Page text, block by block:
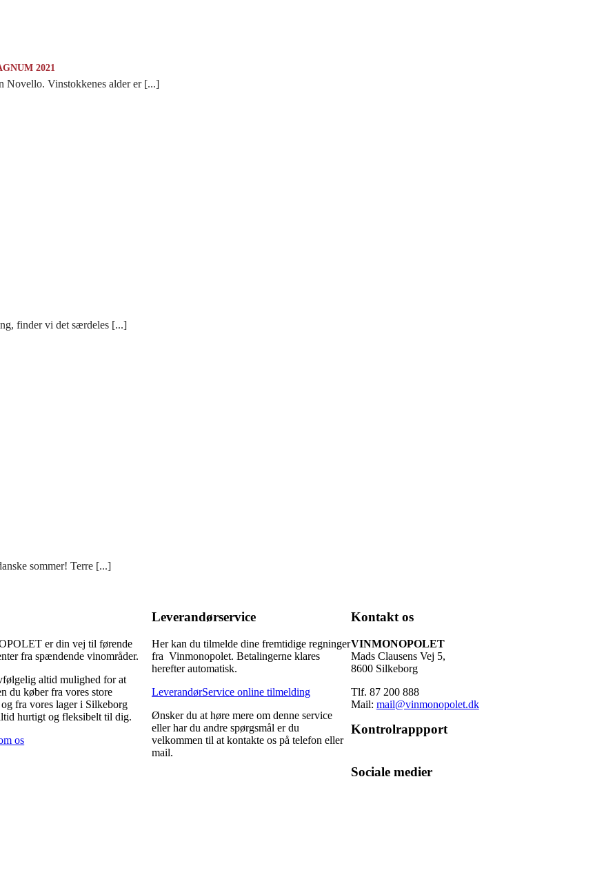
2021
Novello. Vinstokkenes alder er [...]
finder vi det særdeles [...]
sommer! Terre [...]
er din vej til førende
fra spændende vinområder.
altid mulighed for at
du køber fra vores store
fra vores lager i Silkeborg
hurtigt og fleksibelt til dig.
os
Leverandørservice
Her kan du tilmelde dine fremtidige regninger
fra Vinmonopolet. Betalingerne klares
herefter automatisk.
LeverandørService online tilmelding
Ønsker du at høre mere om denne service
eller har du andre spørgsmål er du
velkommen til at kontakte os på telefon eller
mail.
Kontakt os
VINMONOPOLET
Mads Clausens Vej 5,
8600 Silkeborg
Tlf. 87 200 888
Mail: mail@vinmonopolet.dk
Kontrolrappport
Sociale medier